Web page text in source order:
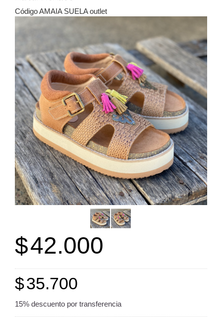
Código AMAIA SUELA outlet
$42.000
$35.700
15% descuento por transferencia